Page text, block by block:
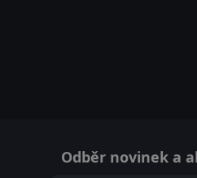
Odběr novinek a